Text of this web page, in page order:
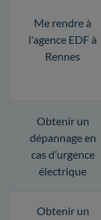
Me rendre à
l'agence EDF à
Rennes
Obtenir un
dépannage en
cas d’urgence
électrique
Obtenir un